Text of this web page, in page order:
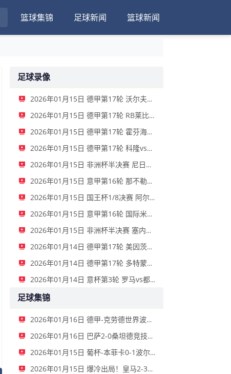
篮球集锦 足球新闻 篮球新闻
足球录像
2026年01月15日 德甲第17轮 沃尔夫斯堡vs圣保利 全场录像
2026年01月15日 德甲第17轮 RB莱比锡vs弗赖堡 全场录像
2026年01月15日 德甲第17轮 霍芬海姆vs门兴 全场录像
2026年01月15日 德甲第17轮 科隆vs拜仁慕尼黑 全场录像
2026年01月15日 非洲杯半决赛 尼日利亚vs摩洛哥 全场录像
2026年01月15日 意甲第16轮 那不勒斯vs帕尔马 全场录像
2026年01月15日 国王杯1/8决赛 阿尔瓦塞特vs皇家马德里 全场录像
2026年01月15日 意甲第16轮 国际米兰vs莱切 全场录像
2026年01月15日 非洲杯半决赛 塞内加尔vs埃及 全场录像
2026年01月14日 德甲第17轮 美因茨vs海登海姆 全场录像
2026年01月14日 德甲第17轮 多特蒙德vs不莱梅 全场录像
2026年01月14日 意杯第3轮 罗马vs都灵 全场录像
足球集锦
2026年01月16日 德甲-克劳德世界波柳比西奇绝平 十人柏林联合1-1奥格斯堡
2026年01月16日 巴萨2-0桑坦德竞技晋级国王杯八强 费兰单刀球破门亚马尔建功
2026年01月15日 葡杯-本菲卡0-1波尔图止步八强 贝德纳雷克制胜帕夫利季斯失良机
2026年01月15日 爆冷出局！皇马2-3遭西乙队阿尔瓦塞特补时绝杀 无缘国王杯8强